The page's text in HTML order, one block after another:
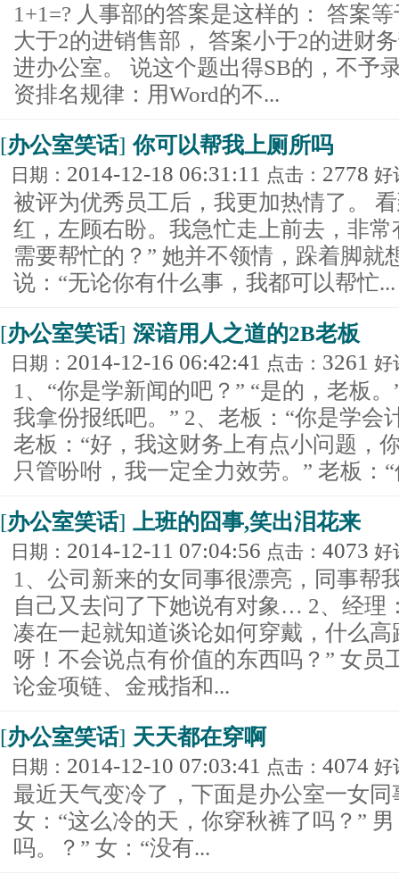
1+1=? 人事部的答案是这样的： 答案
大于2的进销售部， 答案小于2的进财
进办公室。 说这个题出得SB的，不予
资排名规律：用Word的不...
[办公室笑话] 你可以帮我上厕所吗
日期： 2014-12-18 06:31:11 点击： 2778 好
被评为优秀员工后，我更加热情了。
红，左顾右盼。我急忙走上前去，非
需要帮忙的？” 她并不领情，跺着脚就
说：“无论你有什么事，我都可以帮忙...
[办公室笑话] 深谙用人之道的2B老板
日期： 2014-12-16 06:42:41 点击： 3261 好
1、“你是学新闻的吧？” “是的，老板
我拿份报纸吧。” 2、老板：“你是学会
老板：“好，我这财务上有点小问题，
只管吩咐，我一定全力效劳。” 老板：
[办公室笑话] 上班的囧事,笑出泪花来
日期： 2014-12-11 07:04:56 点击： 4073 好
1、公司新来的女同事很漂亮，同事帮
自己又去问了下她说有对象… 2、经理
凑在一起就知道谈论如何穿戴，什么
呀！不会说点有价值的东西吗？” 女员
论金项链、金戒指和...
[办公室笑话] 天天都在穿啊
日期： 2014-12-10 07:03:41 点击： 4074 好
最近天气变冷了，下面是办公室一女
女：“这么冷的天，你穿秋裤了吗？”
吗。？” 女：“没有...